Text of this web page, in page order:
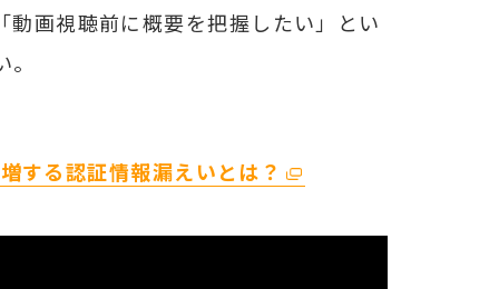
画視聴前に概要を把握したい」とい
する認証情報漏えいとは？